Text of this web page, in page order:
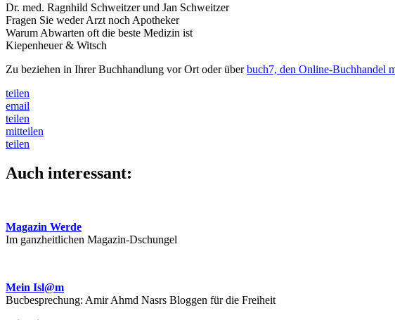
Dr. med. Ragnhild Schweitzer und Jan Schweitzer
Fragen Sie weder Arzt noch Apotheker
Warum Abwarten oft die beste Medizin ist
Kiepenheuer & Witsch
Zu beziehen in Ihrer Buchhandlung vor Ort oder überbuch7, den Online-Buchhandel
teilen
email
teilen
mitteilen
teilen
Auch interessant:
Magazin Werde
Im ganzheitlichen Magazin-Dschungel
Mein Isl@m
Bucbesprechung: Amir Ahmd Nasrs Bloggen für die Freiheit